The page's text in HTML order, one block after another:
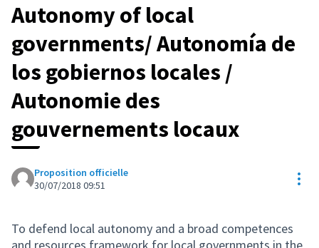
Autonomy of local
governments/ Autonomía de
los gobiernos locales /
Autonomie des
gouvernements locaux
Proposition officielle
30/07/2018 09:51
To defend local autonomy and a broad competences